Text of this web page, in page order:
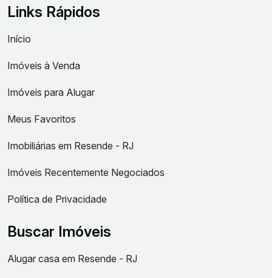
Links Rápidos
Início
Imóveis à Venda
Imóveis para Alugar
Meus Favoritos
Imobiliárias em Resende - RJ
Imóveis Recentemente Negociados
Política de Privacidade
Buscar Imóveis
Alugar casa em Resende - RJ